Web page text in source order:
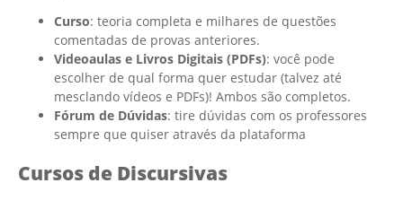
Curso: teoria completa e milhares de questões
comentadas de provas anteriores.
Videoaulas e Livros Digitais (PDFs): você pode
escolher de qual forma quer estudar (talvez até
mesclando vídeos e PDFs)! Ambos são completos.
Fórum de Dúvidas: tire dúvidas com os professores
sempre que quiser através da plataforma
Cursos de Discursivas